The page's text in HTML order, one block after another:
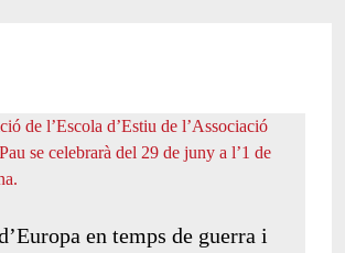
en temps de guerra i